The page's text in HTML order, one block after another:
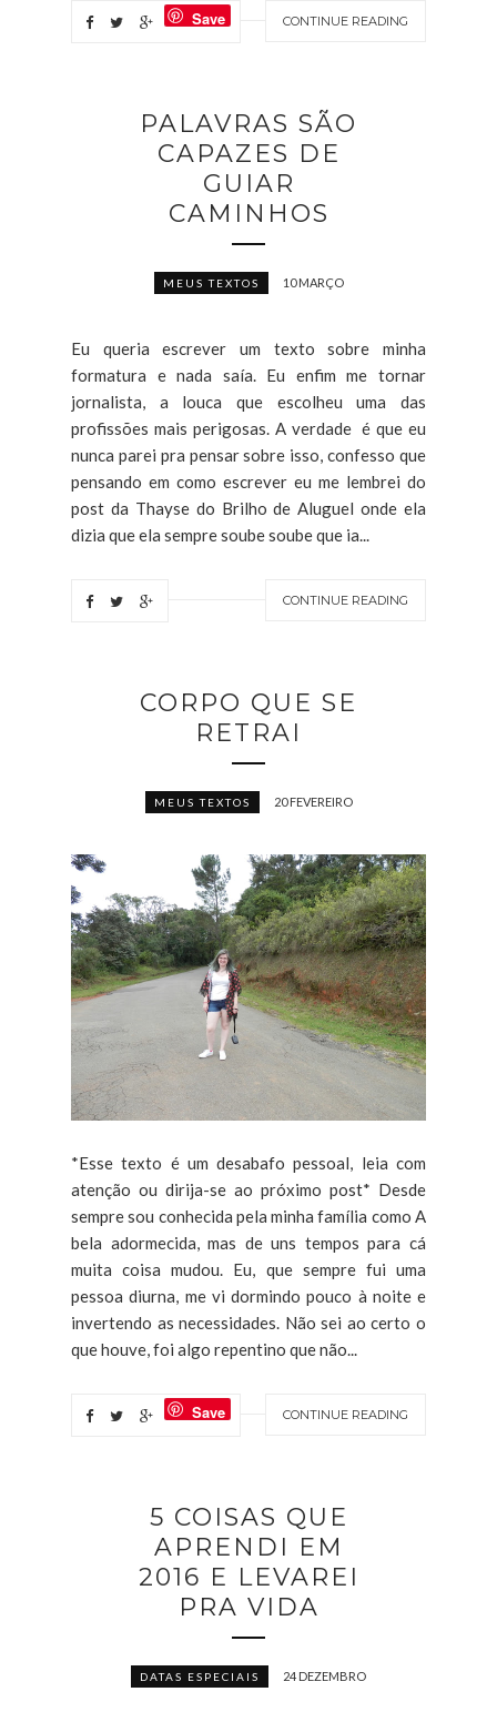
CONTINUE READING
Save
PALAVRAS SÃO
CAPAZES DE
GUIAR
CAMINHOS
MEUS TEXTOS 10 MARÇO
Eu queria escrever um texto sobre minha
formatura e nada saía. Eu enfim me tornar
jornalista, a louca que escolheu uma das
profissões mais perigosas. A verdade é que eu
nunca parei pra pensar sobre isso, confesso que
pensando em como escrever eu me lembrei do
post da Thayse do Brilho de Aluguel onde ela
dizia que ela sempre soube soube que ia...
CONTINUE READING
CORPO QUE SE
RETRAI
MEUS TEXTOS 20 FEVEREIRO
*Esse texto é um desabafo pessoal, leia com
atenção ou dirija-se ao próximo post* Desde
sempre sou conhecida pela minha família como A
bela adormecida, mas de uns tempos para cá
muita coisa mudou. Eu, que sempre fui uma
pessoa diurna, me vi dormindo pouco à noite e
invertendo as necessidades. Não sei ao certo o
que houve, foi algo repentino que não...
CONTINUE READING
Save
5 COISAS QUE
APRENDI EM
2016 E LEVAREI
PRA VIDA
DATAS ESPECIAIS 24 DEZEMBRO